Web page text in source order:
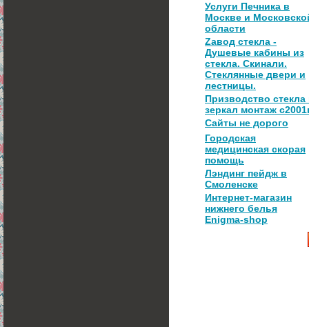
Услуги Печника в
Москве и
области
Zавод стекла -
Душевые кабины из
стекла. Скинали.
Стеклянные двери и
лестницы.
Призводство стекла
зеркал монтаж
Сайты не дорого
Городская
медицинская скорая
помощь
Лэндинг пейдж в
Смоленске
Интернет-магазин
нижнего белья
Enigma-shop